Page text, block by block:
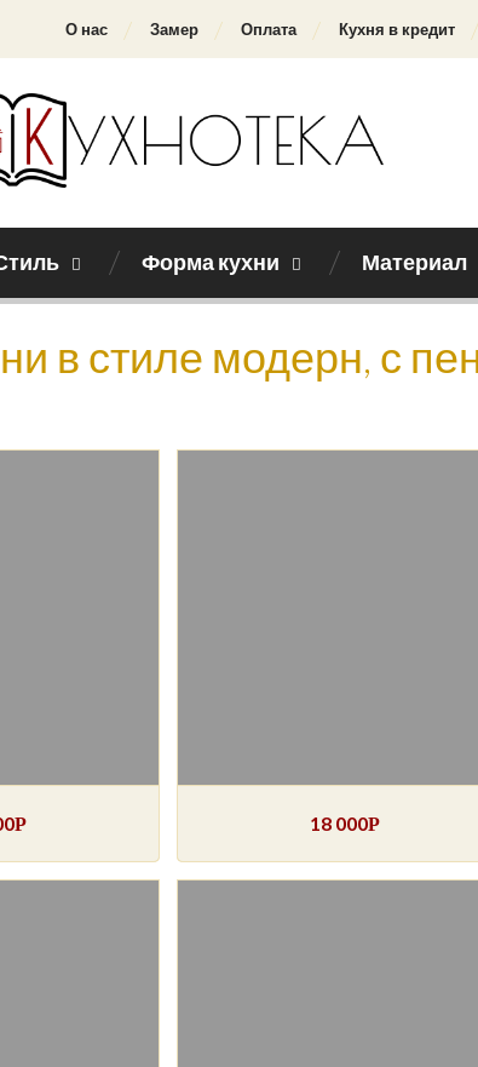
О нас Замер Оплата Кухня в кредит
Форма кухни Материал
в стиле модерн, с
Р 18 000Р